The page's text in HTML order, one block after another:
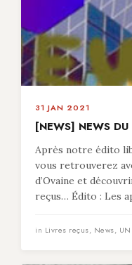
31 JAN 2021
[NEWS] NEWS DU
Après notre édito
vous retrouverez
d’Ovaine et
reçus… Édito : Les
in Livres reçus, News,